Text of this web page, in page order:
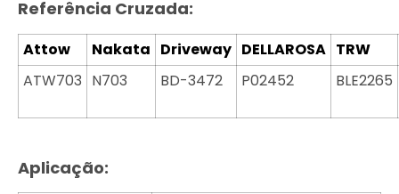
Referência Cruzada:
Attow Nakata Driveway DELLAROSA TRW
ATW703 N703 BD-3472 P02452 BLE2265
Aplicação: